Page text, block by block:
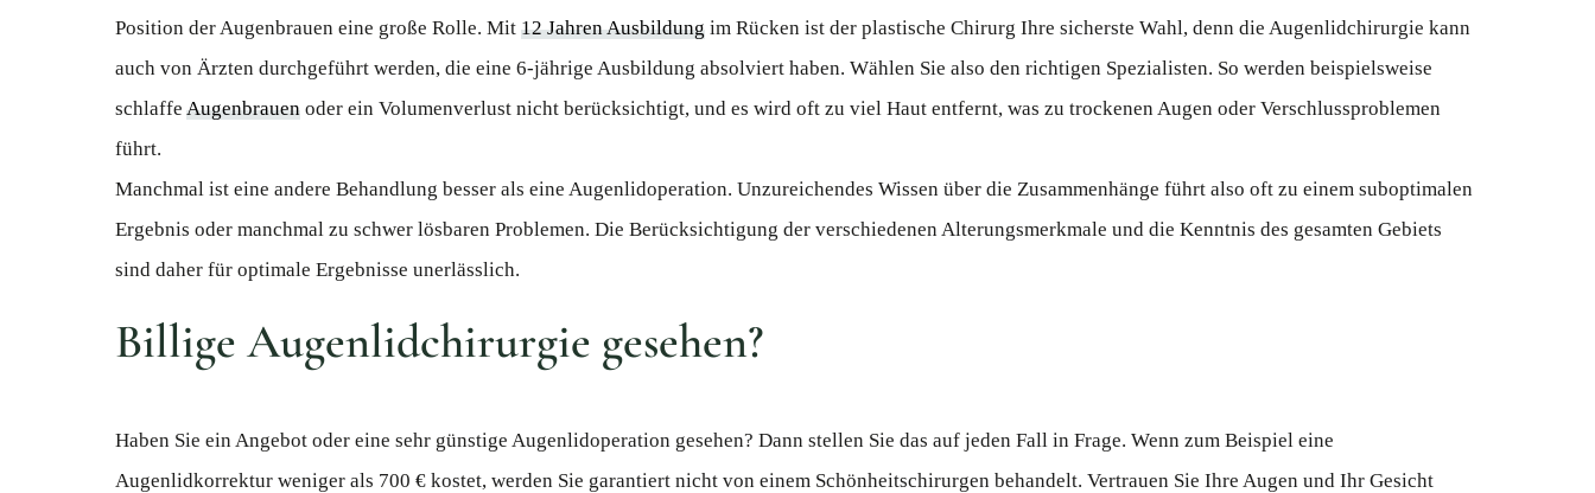
Position der Augenbrauen eine große Rolle. Mit 12 Jahren Ausbildungim Rücken ist der plastische Chirurg Ihre sicherste Wahl, denn die Augenlidchirurgie kann
auch von Ärzten durchgeführt werden, die eine 6-jährige Ausbildung absolviert haben. Wählen Sie also den richtigen Spezialisten. So werden beispielsweise
schlaffe Augenbrauenoder ein Volumenverlust nicht berücksichtigt, und es wird oft zu viel Haut entfernt, was zu trockenen Augen oder Verschlussproblemen
führt.
Manchmal ist eine andere Behandlung besser als eine Augenlidoperation. Unzureichendes Wissen über die Zusammenhänge führt also oft zu einem suboptimalen
Ergebnis oder manchmal zu schwer lösbaren Problemen. Die Berücksichtigung der verschiedenen Alterungsmerkmale und die Kenntnis des gesamten Gebiets
sind daher für optimale Ergebnisse unerlässlich.
Billige Augenlidchirurgie gesehen?
Haben Sie ein Angebot oder eine sehr günstige Augenlidoperation gesehen? Dann stellen Sie das auf jeden Fall in Frage. Wenn zum Beispiel eine
Augenlidkorrektur weniger als 700 € kostet, werden Sie garantiert nicht von einem Schönheitschirurgen behandelt. Vertrauen Sie Ihre Augen und Ihr Gesicht